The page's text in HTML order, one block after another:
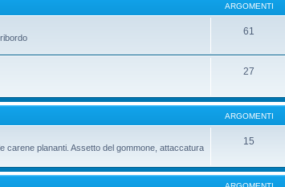
ARGOMENTI
61
27
ARGOMENTI
carene plananti. Assetto del gommone, attaccatura
15